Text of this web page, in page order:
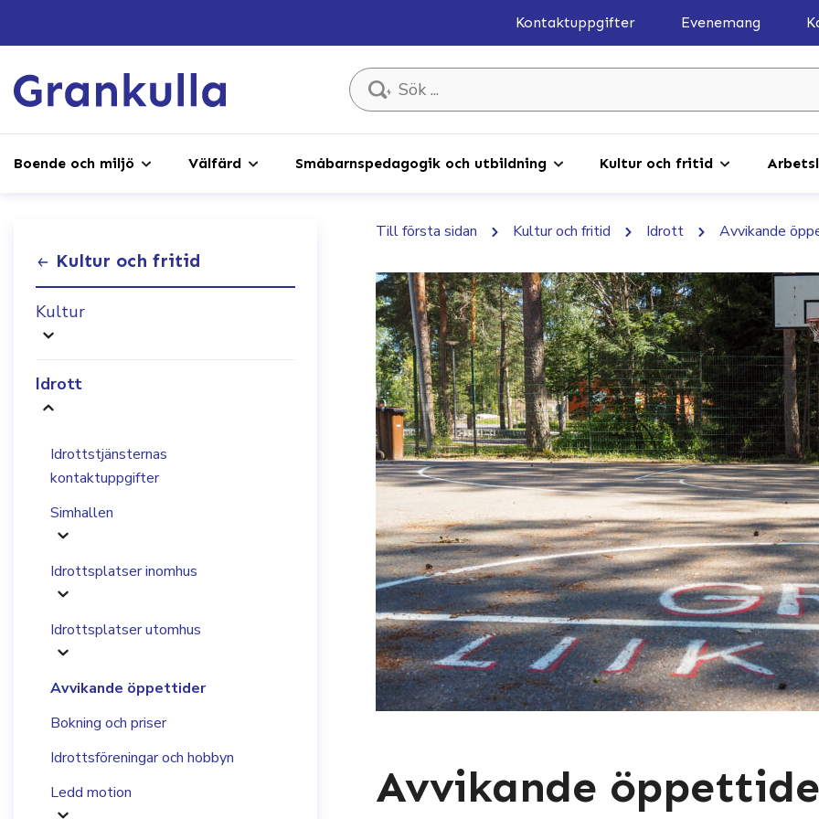
Kontaktuppgifter Evenemang
Sök ...
Boende och miljö Välfärd Småbarnspedagogik och utbildning Kultur och fritid
Kultur och fritid
Kultur
Idrott
Idrottstjänsternas
kontaktuppgifter
Simhallen
Idrottsplatser inomhus
Idrottsplatser utomhus
Avvikande öppettider
Bokning och priser
Idrottsföreningar och hobbyn
Ledd motion
Till första sidan Kultur och fritid Idrott Avvikande
Avvikande